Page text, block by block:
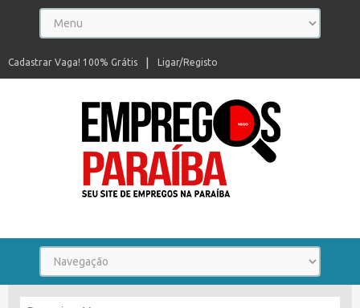
Ligar/Registo
Cadastrar Vaga! 100% Grátis